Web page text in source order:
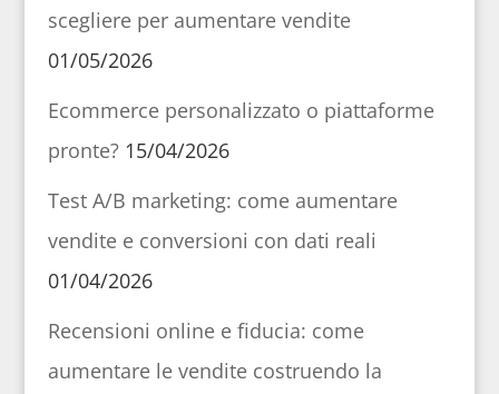
scegliere per aumentare vendite
01/05/2026
Ecommerce personalizzato o piattaforme
pronte? 15/04/2026
Test A/B marketing: come aumentare
vendite e conversioni con dati reali
01/04/2026
Recensioni online e fiducia: come
aumentare le vendite costruendo la